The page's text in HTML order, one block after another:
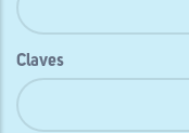
Claves